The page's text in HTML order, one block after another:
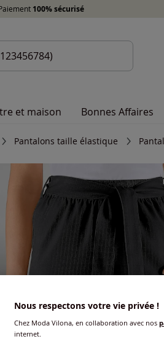
100% sécurisé
et maison Bonnes Affaires
Pantalons taille élastique
Nous respectons votre vie privée !
Chez Moda Vilona, en collaboration avec nos
internet.